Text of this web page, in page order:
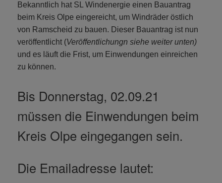
Bekanntlich hat SL Windenergie einen Bauantrag
beim Kreis Olpe eingereicht, um Windräder östlich
von Ramscheid zu bauen. Dieser Bauantrag ist nun
veröffentlicht (Veröffentlichungn siehe weiter unten)
und es läuft die Frist, um Einwendungen einreichen
zu können.
Bis Donnerstag, 02.09.21
müssen die Einwendungen beim
Kreis Olpe eingegangen sein.
Die Emailadresse lautet: